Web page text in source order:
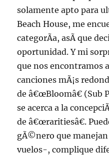
solamente apto para
Beach House, me
categorÃ­a, asÃ­ que
oportunidad. Y mi
que nos encontramos
canciones mÃ¡s
de â€œBloomâ€ (Sub
se acerca a la
de â€œraritiesâ€.
gÃ©nero que
vuelos-, complique